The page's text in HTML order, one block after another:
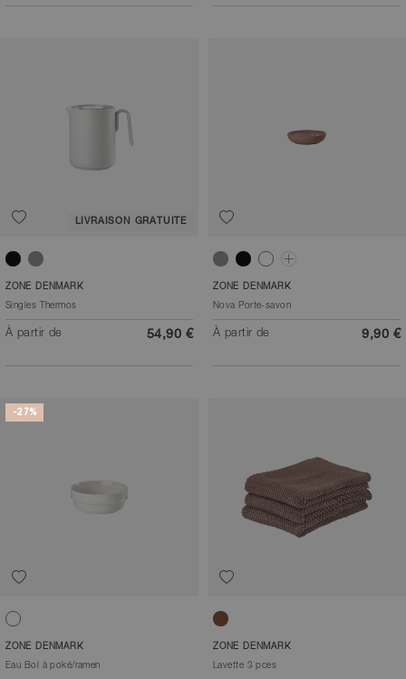
LIVRAISON GRATUITE
NoirGris chaud
ZONE DENMARK
Singles Thermos
À partir de 54,90 €
Gris clair
NoirBlancGris
ZONE DENMARK
Nova Porte-savon
À partir de 9,90 €
-27%
Blanc cassé
ZONE DENMARK
Eau Bol à poké/ramen
Brun
ZONE DENMARK
Lavette 3 pces